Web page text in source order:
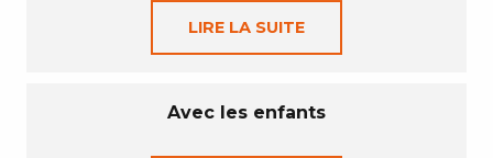
LIRE LA SUITE
Avec les enfants